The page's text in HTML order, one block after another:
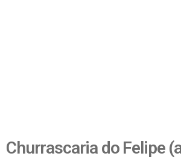
Churrascaria do Felipe